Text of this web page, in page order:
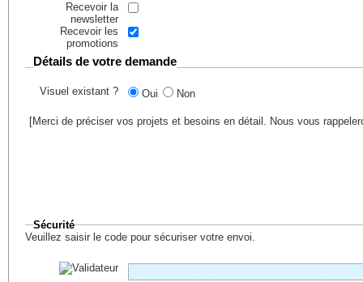
Recevoir la
newsletter
Recevoir les
promotions
Détails de votre demande
Visuel existant ? Oui Non
[Merci de préciser vos projets et besoins en détail. Nous vous
Sécurité
Veuillez saisir le code pour sécuriser votre envoi.